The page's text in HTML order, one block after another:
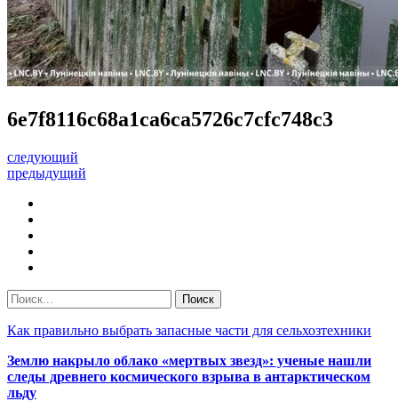
6e7f8116c68a1ca6ca5726c7cfc748c3
следующий
предыдущий
Как правильно выбрать запасные части для сельхозтехники
Землю накрыло облако «мертвых звезд»: ученые нашли
следы древнего космического взрыва в антарктическом
льду